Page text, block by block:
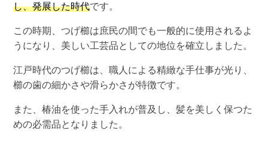
し、発展した時代です。
この時期、つげ櫛は庶民の間でも一般的に使用されるよ
うになり、美しい工芸品としての地位を確立しました。
江戸時代のつげ櫛は、職人による精緻な手仕事が光り、
櫛の歯の細かさや滑らかさが特徴です。
また、椿油を使った手入れが普及し、髪を美しく保つた
めの必需品となりました。